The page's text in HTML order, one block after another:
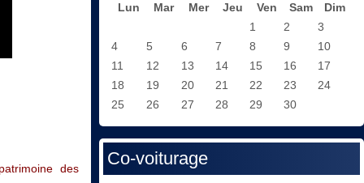
des
Lun
Mar Mer Jeu Ven Sam
Dim
1
2
3
4
5 6 7 8 9
10
11
12 13 14 15 16
17
18
19 20 21 22 23
24
25
26 27 28 29 30
Co-voiturage